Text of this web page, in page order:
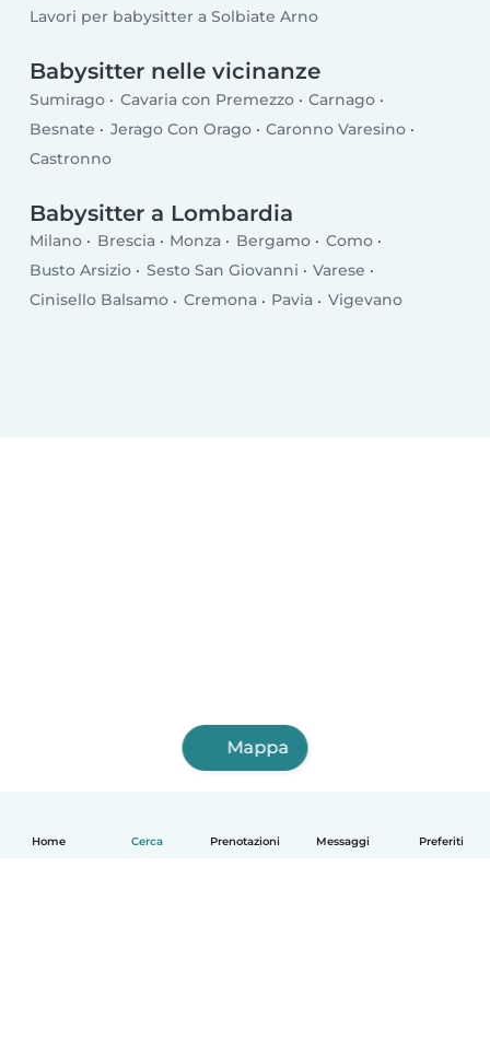
Home Cerca Prenotazioni Messaggi Preferiti
Lavori per babysitter a Solbiate Arno
Babysitter nelle vicinanze
Sumirago Cavaria con Premezzo
Carnago
Besnate
Jerago Con Orago
Caronno Varesino
Castronno
Babysitter a Lombardia
Milano Brescia Monza Bergamo
Como
Busto Arsizio
Sesto San Giovanni
Varese
Cinisello Balsamo
Cremona Pavia Vigevano
Mappa